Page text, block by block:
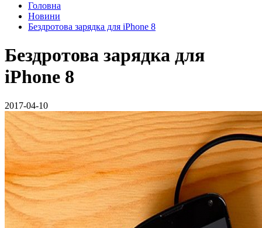
Головна
Новини
Бездротова зарядка для iPhone 8
Бездротова зарядка для
iPhone 8
2017-04-10